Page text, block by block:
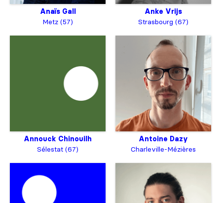
Anaïs Gall
Metz (57)
Anke Vrijs
Strasbourg (67)
Annouck Chinouilh
Sélestat (67)
Antoine Dazy
Charleville-Mézières